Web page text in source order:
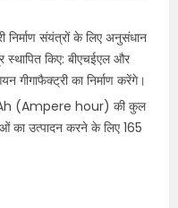
संयंत्रों के लिए अनुसंधान
स्थापित किए: बीएचईएल और
गीगाफैक्ट्री का निर्माण करेंगे।
Ah (Ampere hour) की कुल
का उत्पादन करने के लिए 165